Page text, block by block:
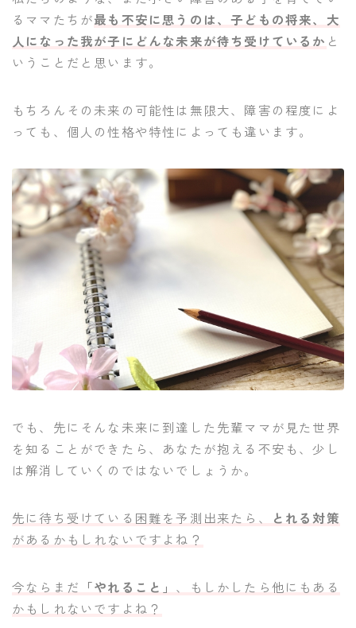
るママたちが最も不安に思うのは、子どもの将来、大
人になった我が子にどんな未来が待ち受けているか と
いうことだと思います。
もちろんその未来の可能性は無限大、障害の程度によ
っても、個人の性格や特性によっても違います。
でも、先にそんな未来に到達した先輩ママが見た世界
を知ることができたら、あなたが抱える不安も、少し
は解消していくのではないでしょうか。
先に待ち受けている困難を予測出来たら、
とれる対策
があるかもしれないですよね？
今ならまだ 「やれること」 、もしかしたら他にもある
かもしれないですよね？